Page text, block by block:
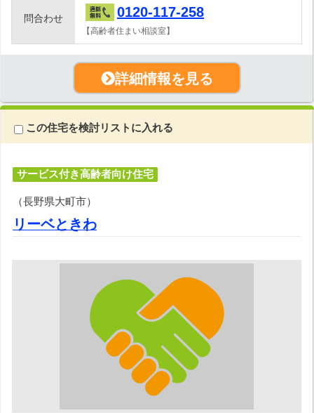
問合わせ 0120-117-258
【高齢者住まい相談室】
詳細情報を見る
この住宅を検討リストに入れる
サービス付き高齢者向け住宅
（長野県大町市）
リーベときわ